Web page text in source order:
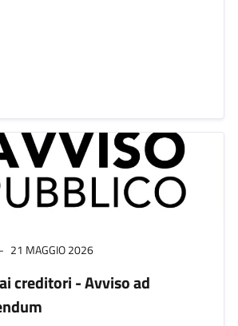
21 MAGGIO 2026
creditori - Avviso ad